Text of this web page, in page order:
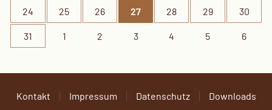
24 25 26 27 28 29 30
31 1 2 3 4 5 6
Kontakt Impressum Datenschutz Downloads